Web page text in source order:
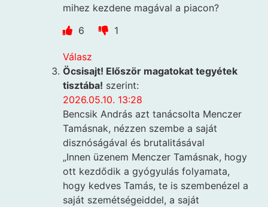
mihez kezdene magával a piacon?
6
1
Válasz
Öcsisajt! Először magatokat tegyétek
tisztába! szerint:
2026.05.10. 13:28
Bencsik András azt tanácsolta Menczer
Tamásnak, nézzen szembe a saját
disznóságával és brutalitásával
„Innen üzenem Menczer Tamásnak, hogy
ott kezdődik a gyógyulás folyamata,
hogy kedves Tamás, te is szembenézel a
saját szemétségeiddel, a saját